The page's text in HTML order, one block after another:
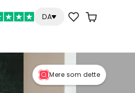
DA
Mere som dette